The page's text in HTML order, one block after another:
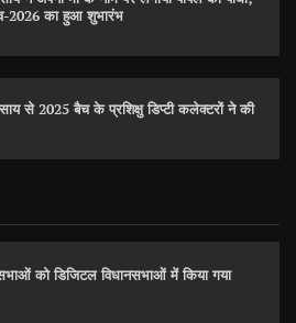
2026 का हुआ शुभारंभ
से 2025 बैच के प्रशिक्षु डिप्टी कलेक्टरों ने की
को डिजिटल विधानसभाओं में किया गया